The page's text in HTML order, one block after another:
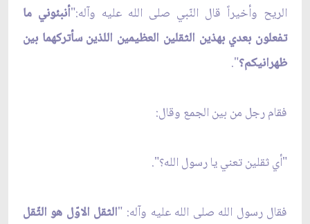
الريح وأخيراً قال النّبي صلى الله عليه وآله:"أنبئوني ما
تفعلون بعدي بهذين الثقلين العظيمين اللذين سأتركهما بين
ظهرانيكم؟".
فقام رجل من بين الجمع وقال:
"أي ثقلين تعني يا رسول الله؟".
فقال رسول الله صلى الله عليه وآله: "الثقل الاوّل هو الثّقل